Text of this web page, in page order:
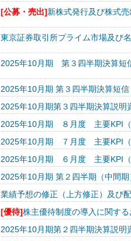
[公募・売出]新株式発行及び株式
東京証券取引所プライム市場及び
2025年10月期 第３四半期決算短
2025年10月期 第３四半期決算短信
2025年10月期第３四半期決算説明
2025年10月期 ８月度 主要KPI（
2025年10月期 ７月度 主要KPI（
2025年10月期 ６月度 主要KPI（
2025年10月期 第２四半期（中間
業績予想の修正（上方修正）及び
[優待]株主優待制度の導入に関す
2025年10月期第２四半期決算説明